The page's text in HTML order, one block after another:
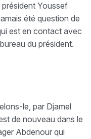
président Youssef
été question de
est en contact avec
du président.
le, par Djamel
de nouveau dans le
Abdenour qui